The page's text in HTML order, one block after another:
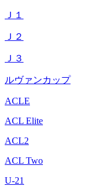
Ｊ１
Ｊ２
Ｊ３
ルヴァンカップ
ACLE
ACL Elite
ACL2
ACL Two
U-21